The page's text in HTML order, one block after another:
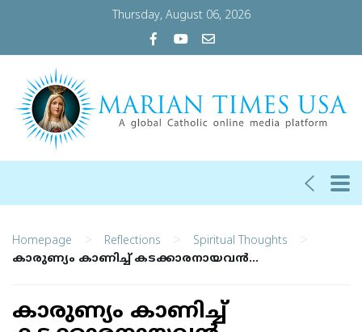
Thursday, August 06, 2026
Homepage > Reflections > Spiritual Thoughts >
കാരുണ്യം കാണിച്ച് കടക്കാരനായവന്‍…
കാരുണ്യം കാണിച്ച്